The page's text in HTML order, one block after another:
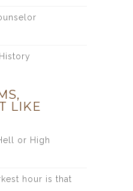
LIKE
or High
hour is that